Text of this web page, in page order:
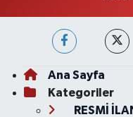
Ana Sayfa
Kategoriler
RESMİ